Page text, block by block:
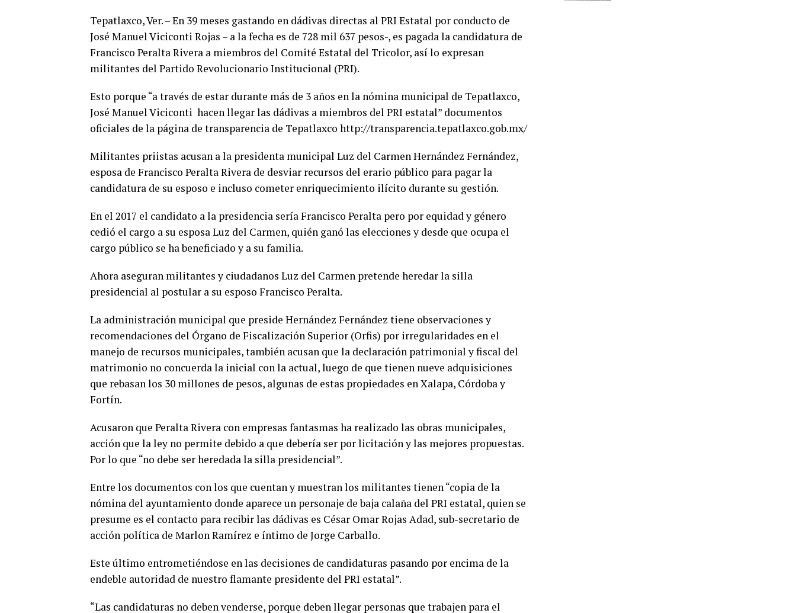
Tepatlaxco, Ver. – En 39 meses gastando en dádivas directas al PRI Estatal por conducto de
José Manuel Viciconti Rojas – a la fecha es de 728 mil 637 pesos-, es pagada la candidatura de
Francisco Peralta Rivera a miembros del Comité Estatal del Tricolor, así lo expresan
militantes del Partido Revolucionario Institucional (PRI).
Esto porque “a través de estar durante más de 3 años en la nómina municipal de Tepatlaxco,
José Manuel Viciconti hacen llegar las dádivas a miembros del PRI estatal” documentos
oficiales de la página de transparencia de Tepatlaxco http://transparencia.tepatlaxco.gob.mx/
Militantes priistas acusan a la presidenta municipal Luz del Carmen Hernández Fernández,
esposa de Francisco Peralta Rivera de desviar recursos del erario público para pagar la
candidatura de su esposo e incluso cometer enriquecimiento ilícito durante su gestión.
En el 2017 el candidato a la presidencia sería Francisco Peralta pero por equidad y género
cedió el cargo a su esposa Luz del Carmen, quién ganó las elecciones y desde que ocupa el
cargo público se ha beneficiado y a su familia.
Ahora aseguran militantes y ciudadanos Luz del Carmen pretende heredar la silla
presidencial al postular a su esposo Francisco Peralta.
La administración municipal que preside Hernández Fernández tiene observaciones y
recomendaciones del Órgano de Fiscalización Superior (Orfis) por irregularidades en el
manejo de recursos municipales, también acusan que la declaración patrimonial y fiscal del
matrimonio no concuerda la inicial con la actual, luego de que tienen nueve adquisiciones
que rebasan los 30 millones de pesos, algunas de estas propiedades en Xalapa, Córdoba y
Fortín.
Acusaron que Peralta Rivera con empresas fantasmas ha realizado las obras municipales,
acción que la ley no permite debido a que debería ser por licitación y las mejores propuestas.
Por lo que “no debe ser heredada la silla presidencial”.
Entre los documentos con los que cuentan y muestran los militantes tienen “copia de la
nómina del ayuntamiento donde aparece un personaje de baja calaña del PRI estatal, quien se
presume es el contacto para recibir las dádivas es César Omar Rojas Adad, sub-secretario de
acción política de Marlon Ramírez e íntimo de Jorge Carballo.
Este último entrometiéndose en las decisiones de candidaturas pasando por encima de la
endeble autoridad de nuestro flamante presidente del PRI estatal”.
“Las candidaturas no deben venderse, porque deben llegar personas que trabajen para el